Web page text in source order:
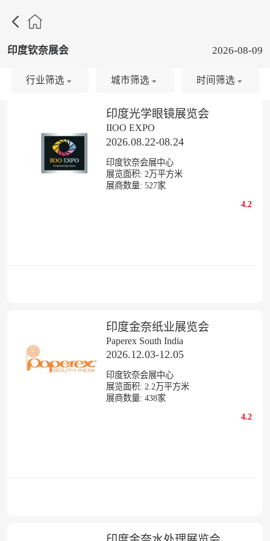

印度钦奈展会 2026-08-09
印度光学眼镜展览会
IIOO EXPO
2026.08.22-08.24
印度钦奈会展中心
展览面积: 2 万平方米
展商数量: 527家
4.2
印度金奈纸业展览会
Paperex South India
2026.12.03-12.05
印度钦奈会展中心
展览面积: 2.2 万平方米
展商数量: 438家
4.2
行业筛选 城市筛选 时间筛选